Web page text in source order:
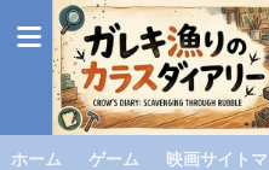
ホーム ゲーム 映画サイト